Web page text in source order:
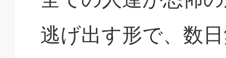
逃げ出す形で、数